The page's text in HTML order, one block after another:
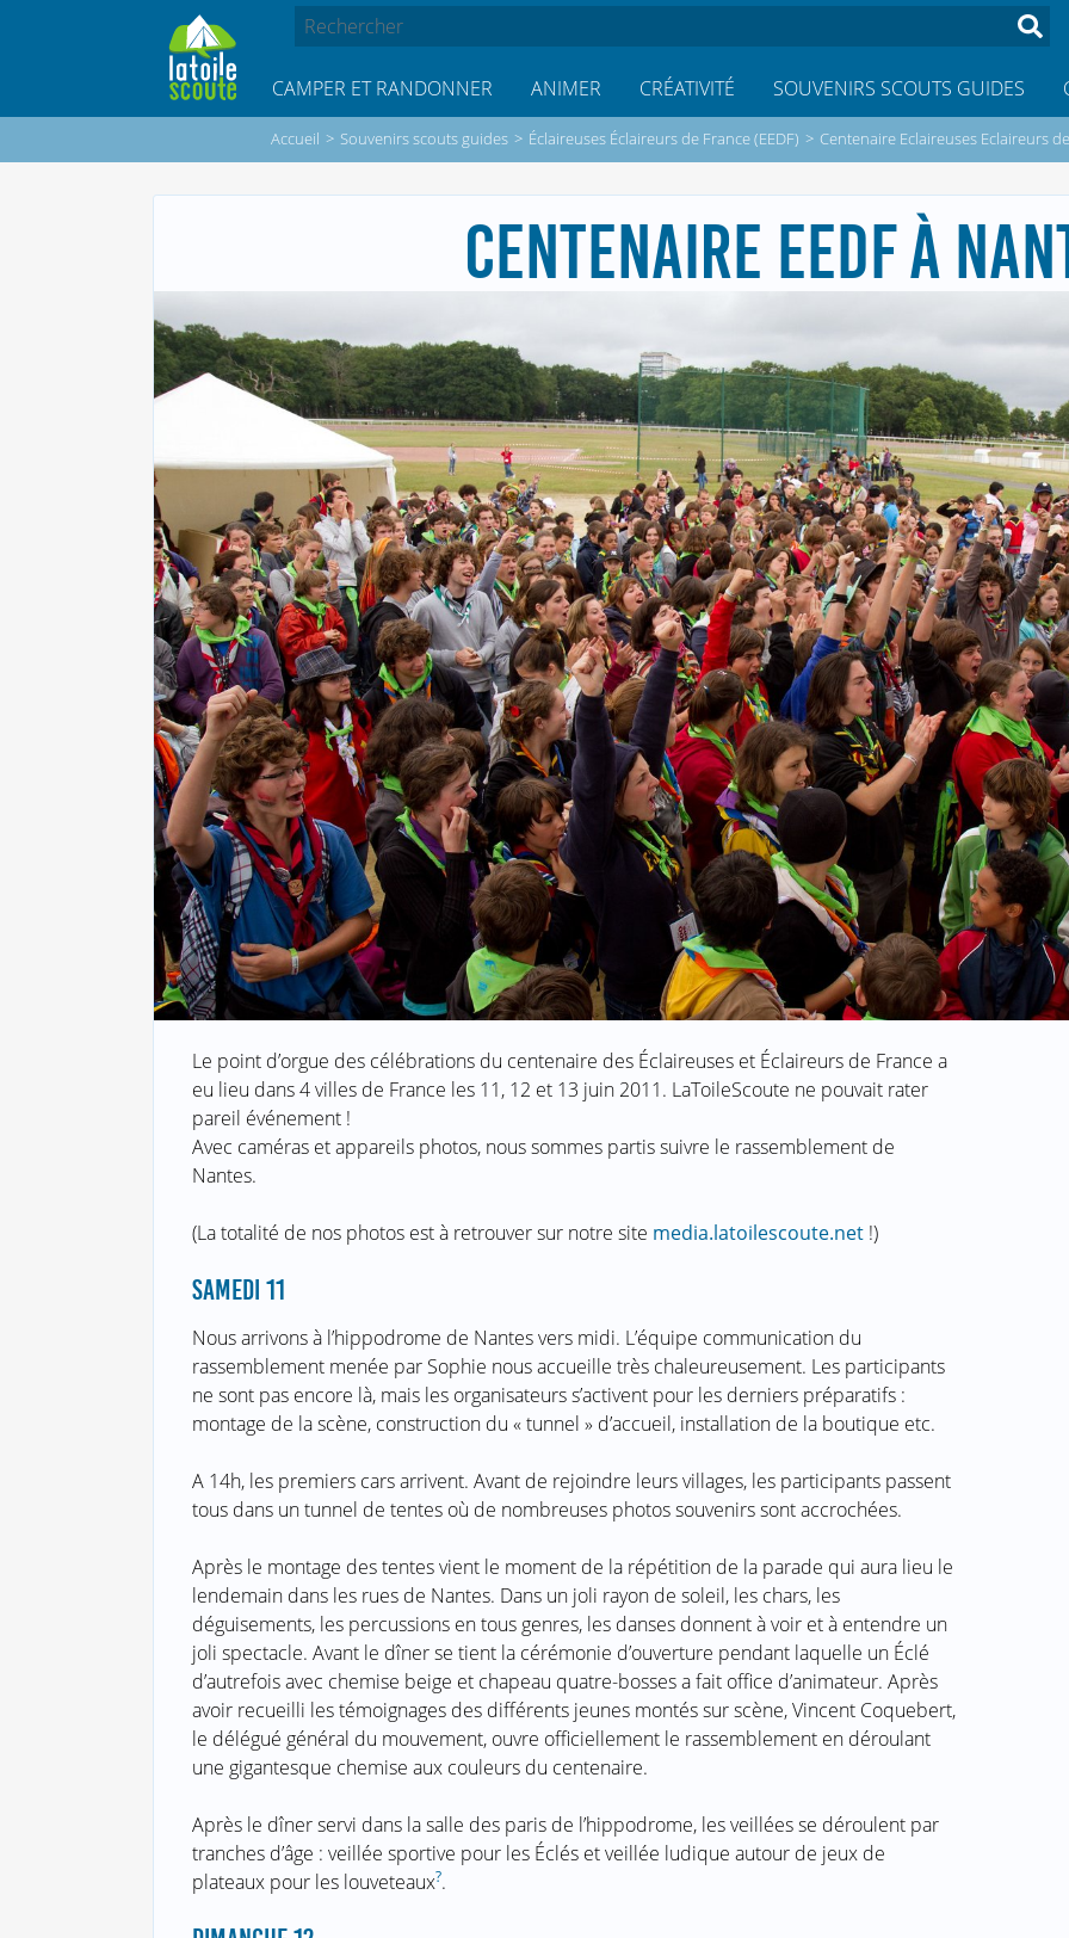
CAMPER ET RANDONNER ANIMER CRÉATIVITÉ SOUVENIRS SCOUTS GUIDES
Accueil > Souvenirs scouts guides > Éclaireuses Éclaireurs de France (EEDF) > Centenaire Eclaireuses Eclaireurs
CENTENAIRE EEDF À
Le point d’orgue des célébrations du centenaire des Éclaireuses et Éclaireurs de France a
eu lieu dans 4 villes de France les 11, 12 et 13 juin 2011. LaToileScoute ne pouvait rater
pareil événement !
Avec caméras et appareils photos, nous sommes partis suivre le rassemblement de
Nantes.
(La totalité de nos photos est à retrouver sur notre site media.latoilescoute.net!)
SAMEDI 11
Nous arrivons à l’hippodrome de Nantes vers midi. L’équipe communication du
rassemblement menée par Sophie nous accueille très chaleureusement. Les participants
ne sont pas encore là, mais les organisateurs s’activent pour les derniers préparatifs :
montage de la scène, construction du « tunnel » d’accueil, installation de la boutique etc.
A 14h, les premiers cars arrivent. Avant de rejoindre leurs villages, les participants passent
tous dans un tunnel de tentes où de nombreuses photos souvenirs sont accrochées.
Après le montage des tentes vient le moment de la répétition de la parade qui aura lieu le
lendemain dans les rues de Nantes. Dans un joli rayon de soleil, les chars, les
déguisements, les percussions en tous genres, les danses donnent à voir et à entendre un
joli spectacle. Avant le dîner se tient la cérémonie d’ouverture pendant laquelle un Éclé
d’autrefois avec chemise beige et chapeau quatre-bosses a fait office d’animateur. Après
avoir recueilli les témoignages des différents jeunes montés sur scène, Vincent Coquebert,
le délégué général du mouvement, ouvre officiellement le rassemblement en déroulant
une gigantesque chemise aux couleurs du centenaire.
Après le dîner servi dans la salle des paris de l’hippodrome, les veillées se déroulent par
tranches d’âge : veillée sportive pour les Éclés et veillée ludique autour de jeux de
plateaux pour les louveteaux?.